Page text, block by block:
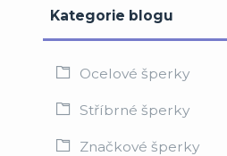
Kategorie blogu
Ocelové šperky
Stříbrné šperky
Značkové šperky